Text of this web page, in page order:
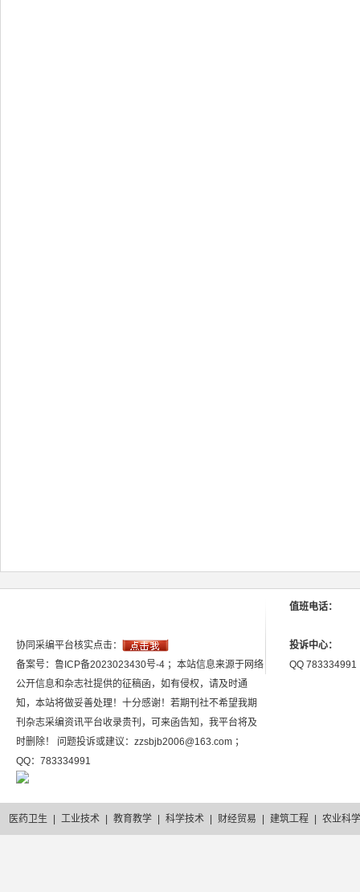
协同采编平台核实点击：
备案号：鲁ICP备2023023430号-4 ；本站信息来源于网络
公开信息和杂志社提供的征稿函，如有侵权，请及时通
知，本站将做妥善处理！十分感谢！若期刊社不希望我期
刊杂志采编资讯平台收录贵刊，可来函告知，我平台将及
时删除！ 问题投诉或建议：zzsbjb2006@163.com ；
QQ：783334991
值班电话：
投诉中心：
QQ 783334991
医药卫生 工业技术 教育教学 科学技术 财经贸易 建筑工程 农业科学